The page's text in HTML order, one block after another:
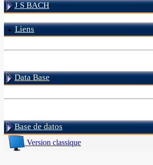
J S BACH
Liens
Data Base
Base de datos
Version classique